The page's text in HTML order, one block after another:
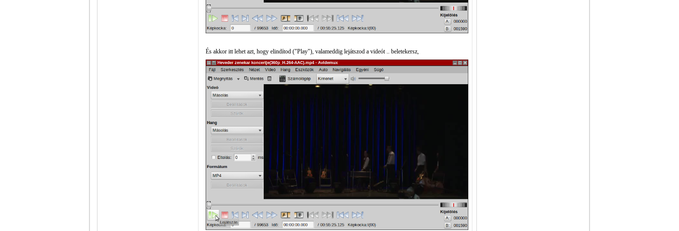
És akkor itt lehet azt, hogy elindítod ("Play"), valameddig lejátszod a videót .. beletekersz,